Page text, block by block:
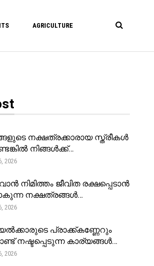
AGRICULTURE
നക്ഷത്രക്കാരായ സ്ത്രീകൾ
നിങ്ങൾക്ക്…
2026
നിമിത്തം ജീവിത രക്ഷപ്പെടാൻ
നക്ഷത്രങ്ങൾ…
2026
പ്രാക്ക്കണ്ണേറും
നഷ്ടപ്പെടുന്ന കാര്യങ്ങൾ…
2026